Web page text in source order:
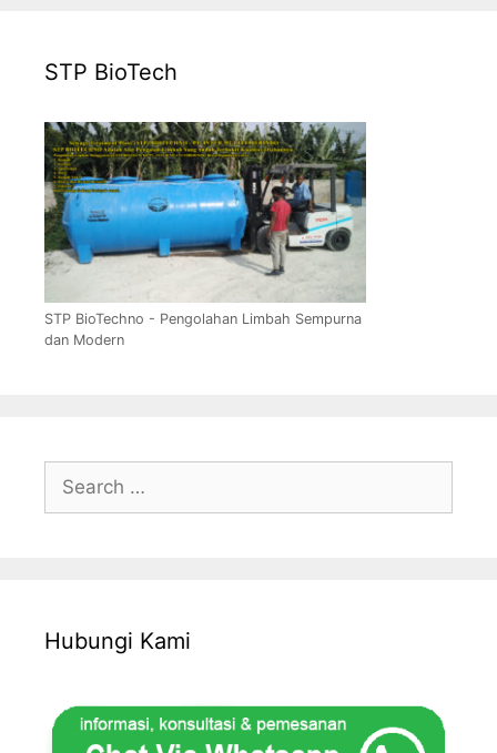
STP BioTech
STP BioTechno - Pengolahan Limbah Sempurna
dan Modern
for:
Hubungi Kami